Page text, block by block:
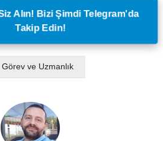
Alın! Bizi Şimdi Telegram'da
Takip Edin!
Görev ve Uzmanlık